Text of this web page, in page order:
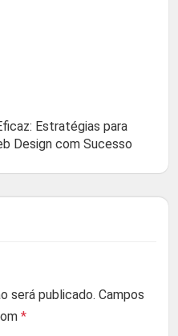
Estratégias para
Design com Sucesso
será publicado. Campos
*